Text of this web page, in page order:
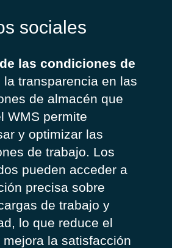
sociales
las condiciones de
la transparencia en las
de almacén que
WMS permite
y optimizar las
de trabajo. Los
pueden acceder a
precisa sobre
de trabajo y
lo que reduce el
mejora la satisfacción